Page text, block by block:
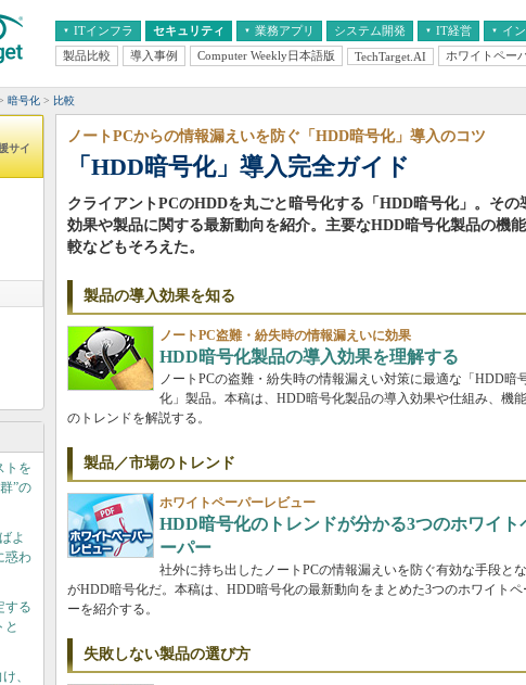
ITインフラ セキュリティ 業務アプリ
エンタープライズAI
ERP
データ分析
CX
システム開発 IT経営
経営とIT
イ
医療IT
製品比較 導入事例 Computer Weekly日本語版 TechTarget.AI ホワイトペー
暗号化 比較
サイ
トを
”の
よ
惑わ
する
と
、
「HDD暗号化」導入完全ガイド
ノートPCからの情報漏えいを防ぐ「HDD暗号化」導入のコツ
クライアントPCのHDDを丸ごと暗号化する「HDD暗号化」。その
効果や製品に関する最新動向を紹介。主要なHDD暗号化製品の機
較などもそろえた。
製品の導入効果を知る
ノートPC盗難・紛失時の情報漏えいに効果
HDD暗号化製品の導入効果を理解する
ノートPCの盗難・紛失時の情報漏えい対策に最適な「HDD暗
化」製品。本稿は、HDD暗号化製品の導入効果や仕組み、機
のトレンドを解説する。
製品／市場のトレンド
ホワイトペーパーレビュー
HDD暗号化のトレンドが分かる3つのホワイト
ーパー
社外に持ち出したノートPCの情報漏えいを防ぐ有効な手段と
がHDD暗号化だ。本稿は、HDD暗号化の最新動向をまとめた3つのホワイトペ
ーを紹介する。
失敗しない製品の選び方